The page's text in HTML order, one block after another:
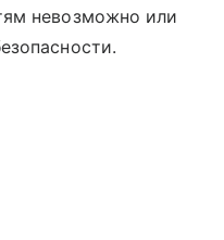
невозможно или